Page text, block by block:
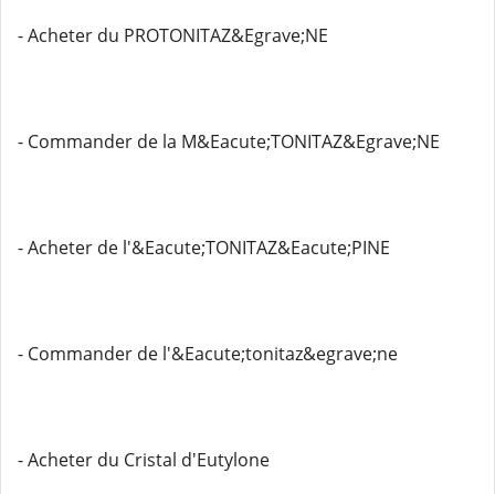
- Acheter du PROTONITAZ&Egrave;NE
- Commander de la M&Eacute;TONITAZ&Egrave;NE
- Acheter de l'&Eacute;TONITAZ&Eacute;PINE
- Commander de l'&Eacute;tonitaz&egrave;ne
- Acheter du Cristal d'Eutylone